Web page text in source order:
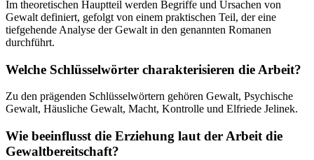
Im theoretischen Hauptteil werden Begriffe und Ursachen von
Gewalt definiert, gefolgt von einem praktischen Teil, der eine
tiefgehende Analyse der Gewalt in den genannten Romanen
durchführt.
Welche Schlüsselwörter charakterisieren die Arbeit?
Zu den prägenden Schlüsselwörtern gehören Gewalt, Psychische
Gewalt, Häusliche Gewalt, Macht, Kontrolle und Elfriede Jelinek.
Wie beeinflusst die Erziehung laut der Arbeit die
Gewaltbereitschaft?